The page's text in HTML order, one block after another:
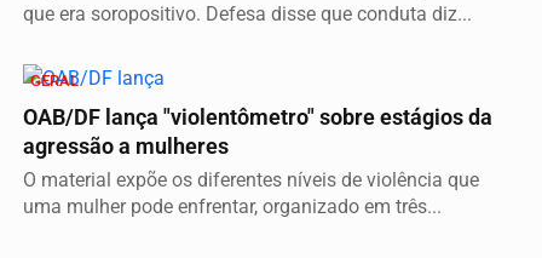
que era soropositivo. Defesa disse que conduta diz...
GERAL
OAB/DF lança "violentômetro" sobre estágios da
agressão a mulheres
O material expõe os diferentes níveis de violência que
uma mulher pode enfrentar, organizado em três...